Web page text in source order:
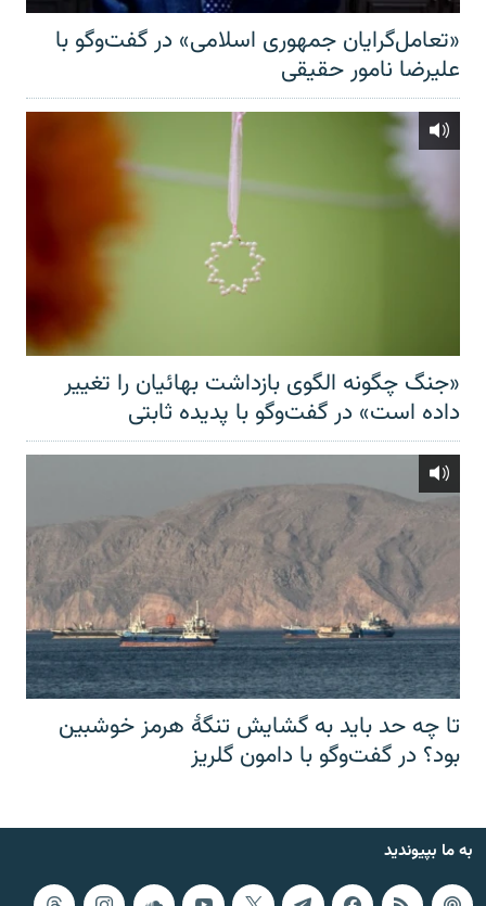
«تعامل‌گرایان جمهوری اسلامی» در گفت‌وگو با
علیرضا نامور حقیقی
«جنگ چگونه الگوی بازداشت بهائیان را تغییر
داده است» در گفت‌وگو با پدیده ثابتی
تا چه حد باید به گشایش تنگهٔ هرمز خوشبین
بود؟ در گفت‌وگو با دامون گلریز
به ما بپیوندید